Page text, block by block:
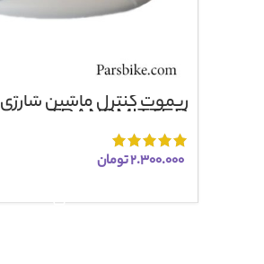
ریموت کنترل ماشین شارژی
TRANSMITTER
۲.۳۰۰.۰۰۰تومان